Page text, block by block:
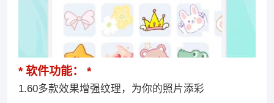
软件功能：
1.60多款效果增强纹理，为你的照片添彩